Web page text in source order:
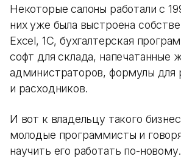
Некоторые салоны работали с
них уже была выстроена
Excel, 1С, бухгалтерская
софт для склада, напечатанные
администраторов, формулы для
и расходников.
И вот к владельцу такого
молодые программисты и
научить его работать по-